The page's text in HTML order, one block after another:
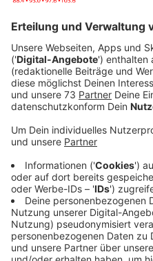
Wreck" bringt James
raus. Der Track war auch
James während der ersten
das neue Album
"Medicine ist eine
Selbst, an Beziehungen,
Verbundenheit und an die
der Liebe im Gegensatz zu
vielleicht kann man das
für den Frühling 2021.
Anzeige
Die Reise hin zum neuen